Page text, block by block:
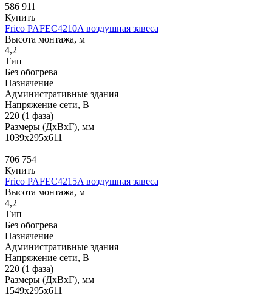
586 911
Купить
Frico PAFEC4210A воздушная завеса
Высота монтажа, м
4,2
Тип
Без обогрева
Назначение
Административные здания
Напряжение сети, В
220 (1 фаза)
Размеры (ДхВхГ), мм
1039x295x611
706 754
Купить
Frico PAFEC4215A воздушная завеса
Высота монтажа, м
4,2
Тип
Без обогрева
Назначение
Административные здания
Напряжение сети, В
220 (1 фаза)
Размеры (ДхВхГ), мм
1549x295x611